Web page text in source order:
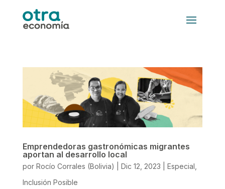
Emprendedoras gastronómicas migrantes
aportan al desarrollo local
por Rocío Corrales (Bolivia) Dic 12, 2023 Especial
Inclusión Posible